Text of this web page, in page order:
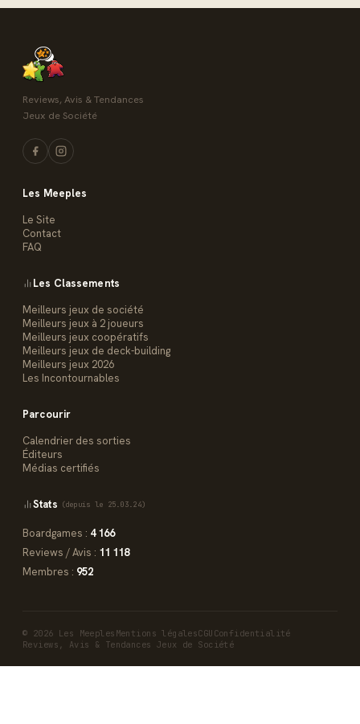
Reviews, Avis & Tendances
Jeux de Société
Les Meeples
Le Site
Contact
FAQ
Les Classements
Meilleurs jeux de société
Meilleurs jeux à 2 joueurs
Meilleurs jeux coopératifs
Meilleurs jeux de deck-building
Meilleurs jeux 2026
Les Incontournables
Parcourir
Calendrier des sorties
Éditeurs
Médias certifiés
Stats (depuis le 25.03.24)
Boardgames : 4 166
Reviews / Avis : 11 118
Membres : 952
© 2026 Les Meeples Mentions légalesCGU Confidentialité
Reviews, Avis & Tendances Jeux de Société